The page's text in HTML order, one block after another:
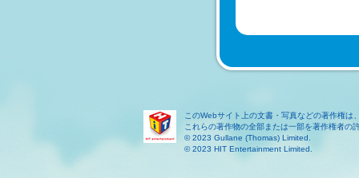
このWebサイト上の文書・写真などの著作権
これらの著作物の全部または一部を著作権者の
© 2023 Gullane (Thomas) Limited.
© 2023 HIT Entertainment Limited.